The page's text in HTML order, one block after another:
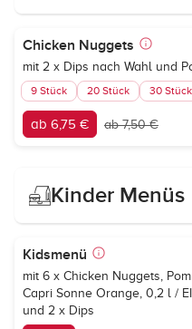
Chicken Nuggets
mit 2 x Dips nach Wahl und
9 Stück 20 Stück 30 Stück
ab 6,75 € ab 7,50 €
Kinder Menüs
Kidsmenü
mit 6 x Chicken Nuggets,
Capri Sonne Orange, 0,2 l /
und 2 x Dips